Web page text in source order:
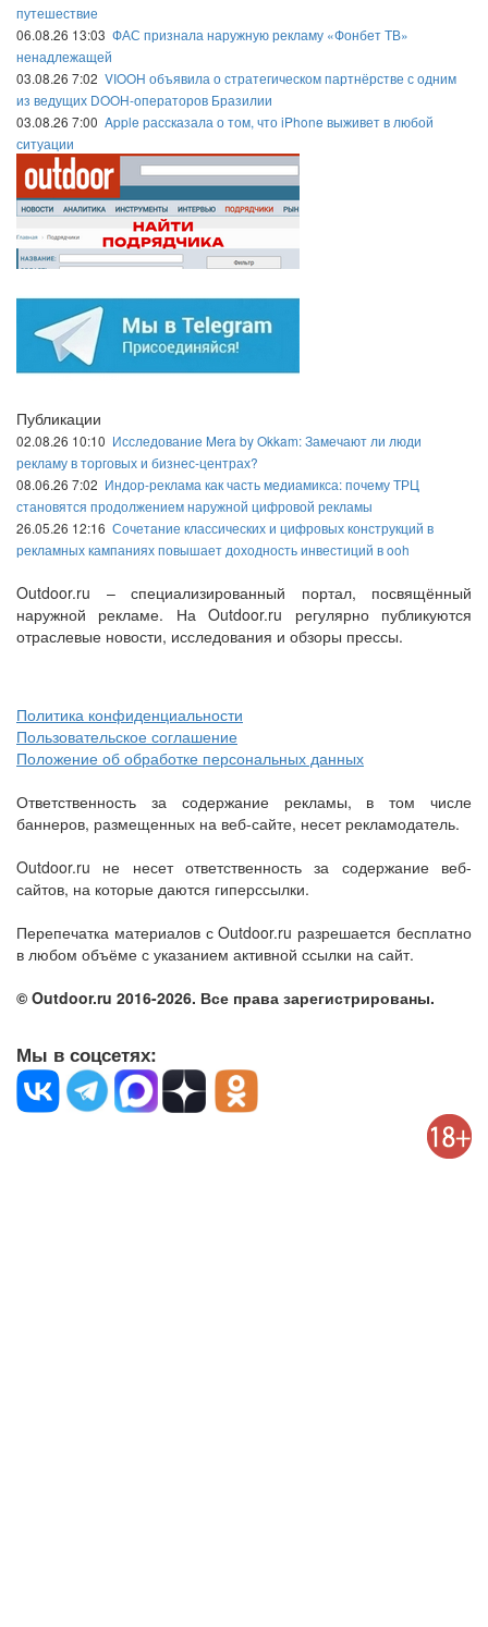
путешествие
06.08.26 13:03 ФАС признала наружную рекламу «Фонбет ТВ»
ненадлежащей
03.08.26 7:02 VIOOH объявила о стратегическом партнёрстве с одним
из ведущих DOOH-операторов Бразилии
03.08.26 7:00 Apple рассказала о том, что iPhone выживет в любой
ситуации
Публикации
02.08.26 10:10 Исследование Mera by Okkam: Замечают ли люди
рекламу в торговых и бизнес-центрах?
08.06.26 7:02 Индор-реклама как часть медиамикса: почему ТРЦ
становятся продолжением наружной цифровой рекламы
26.05.26 12:16 Сочетание классических и цифровых конструкций в
рекламных кампаниях повышает доходность инвестиций в ooh
Outdoor.ru – специализированный портал, посвящённый
наружной рекламе. На Outdoor.ru регулярно публикуются
отраслевые новости, исследования и обзоры прессы.
Политика конфиденциальности
Пользовательское соглашение
Положение об обработке персональных данных
Ответственность за содержание рекламы, в том числе
баннеров, размещенных на веб-сайте, несет рекламодатель.
Outdoor.ru не несет ответственность за содержание веб-
сайтов, на которые даются гиперссылки.
Перепечатка материалов с Outdoor.ru разрешается бесплатно
в любом объёме с указанием активной ссылки на сайт.
© Outdoor.ru 2016-2026. Все права зарегистрированы.
Мы в соцсетях: